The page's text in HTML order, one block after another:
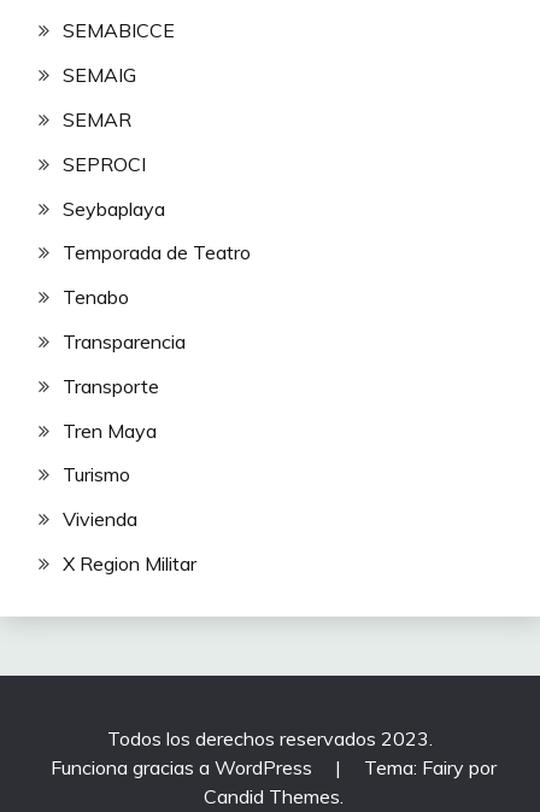
SEMABICCE
SEMAIG
SEMAR
SEPROCI
Seybaplaya
Temporada de Teatro
Tenabo
Transparencia
Transporte
Tren Maya
Turismo
Vivienda
X Region Militar
Todos los derechos reservados 2023.
Funciona gracias a WordPress
|
Tema: Fairy por
Candid Themes